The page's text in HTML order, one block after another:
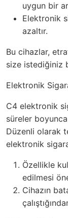
uygun bir
Elektronik
azaltır.
Bu cihazlar,
size istediğiniz
Elektronik
C4 elektronik
süreler
Düzenli olarak
elektronik
Özellikle
edilmesi
Cihazın